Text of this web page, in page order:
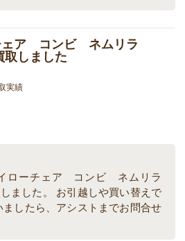
ェア コンビ ネムリラ
取しました
実績
ローチェア コンビ ネムリラ
ました。 お引越しや買い替えで
したら、アシストまでお問合せ